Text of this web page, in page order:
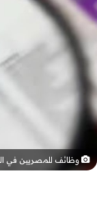
وظائف للمصريين في